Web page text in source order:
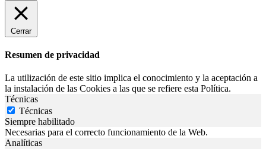
Cerrar
Resumen de privacidad
La utilización de este sitio implica el conocimiento y la aceptación a
la instalación de las Cookies a las que se refiere esta Política.
Técnicas
Técnicas
Siempre habilitado
Necesarias para el correcto funcionamiento de la Web.
Analíticas